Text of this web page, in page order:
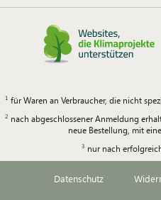
für Waren an Verbraucher, die nicht
nach abgeschlossener Anmeldung
neue Bestellung, mit
nur nach
Datenschutz